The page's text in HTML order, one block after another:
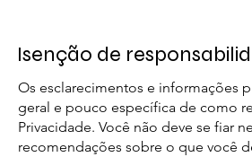
Isenção de
Os esclarecimentos e informações
geral e pouco específica de como
Privacidade. Você não deve se fiar
recomendações sobre o que você